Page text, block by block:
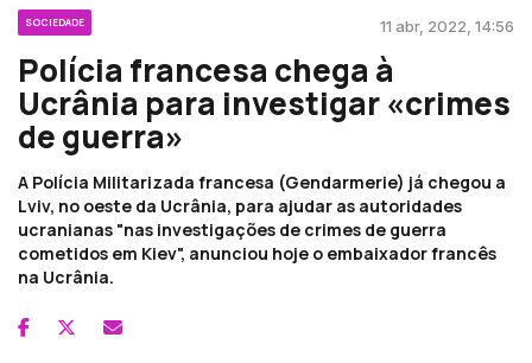
SOCIEDADE 11 abr, 2022, 14:56
Polícia francesa chega à
Ucrânia para investigar «crimes
de guerra»
A Polícia Militarizada francesa (Gendarmerie) já chegou a
Lviv, no oeste da Ucrânia, para ajudar as autoridades
ucranianas "nas investigações de crimes de guerra
cometidos em Kiev", anunciou hoje o embaixador francês
na Ucrânia.